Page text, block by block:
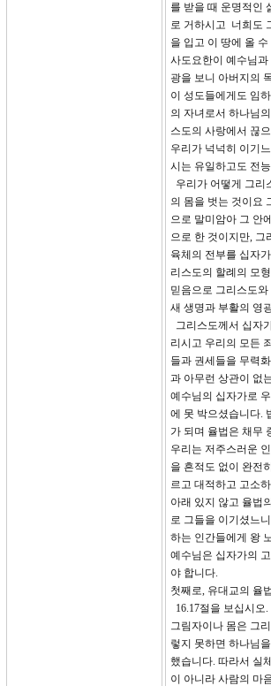
를 받을 때 운명적인
로 거하시고 너희도
을 입고 이 땅에 올
사도요한이 예수님
광을 보니 아버지의
이 성도들에게도 임
의 자녀로서 하나님
스도의 사랑에서 끊
우리가 넉넉히 이기
시는 유일하고도 전
우리가 어떻게 그리
의 몸을 벗는 것이요
으로 말미암아 그 안
으로 한 것이지만, 그
육체의 전부를 십자
리스도의 할례의 모
믿음으로 그리스도
새 생명과 부활의 영
그리스도께서 십자
리시고 우리의 모든
들과 권세들을 무력
과 아무런 상관이 없
예수님의 십자가로
에 못 박으셨습니다.
가 되며 율법은 채무
우리는 저주스러운
을 흔적도 없이 완전
르고 대적하고 고소
아래 있지 않고 율법
로 그들을 이기셨느
하는 인간들에게 왕
예수님은 십자가의
야 합니다.
첫째로, 유대교의 율
16.17절을 보십시
그림자이나 몸은 그
렇지 못하면 하나님
했습니다. 따라서 실
이 아니라 사람의 마